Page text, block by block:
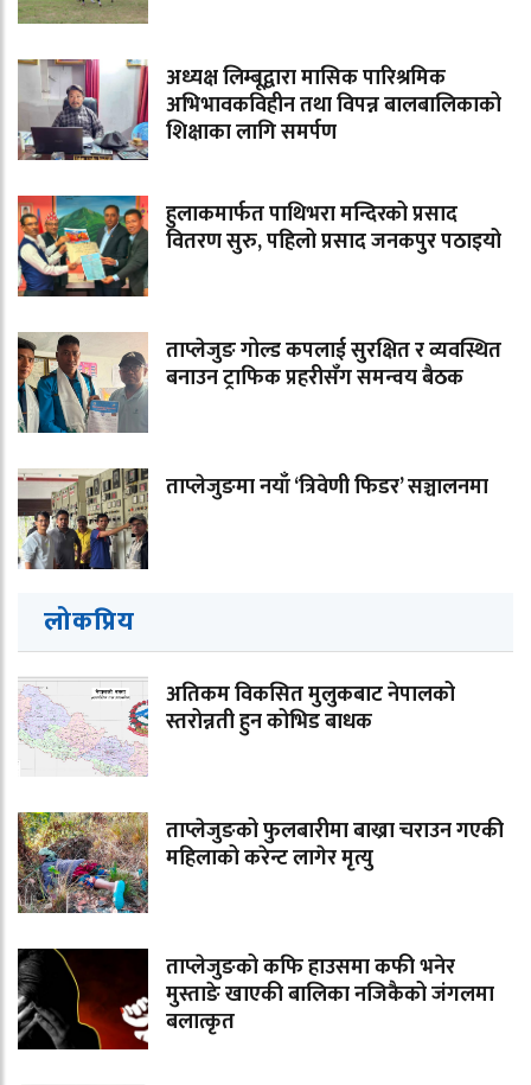
अध्यक्ष लिम्बूद्वारा मासिक पारिश्रमिक
अभिभावकविहीन तथा विपन्न बालबालिकाको
शिक्षाका लागि समर्पण
हुलाकमार्फत पाथिभरा मन्दिरको प्रसाद
वितरण सुरु, पहिलो प्रसाद जनकपुर पठाइयो
ताप्लेजुङ गोल्ड कपलाई सुरक्षित र व्यवस्थित
बनाउन ट्राफिक प्रहरीसँग समन्वय बैठक
ताप्लेजुङमा नयाँ ‘त्रिवेणी फिडर’ सञ्चालनमा
लोकप्रिय
अतिकम विकसित मुलुकबाट नेपालको
स्तरोन्नती हुन कोभिड बाधक
ताप्लेजुङको फुलबारीमा बाख्रा चराउन गएकी
महिलाको करेन्ट लागेर मृत्यु
ताप्लेजुङको कफि हाउसमा कफी भनेर
मुस्ताङे खाएकी बालिका नजिकैको जंगलमा
बलात्कृत